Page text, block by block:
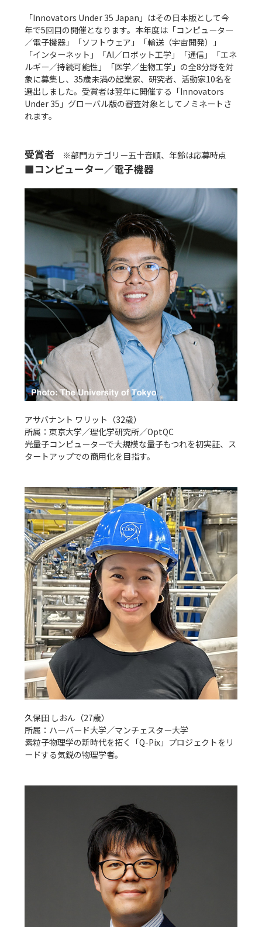
「Innovators Under 35 Japan」はその日本版として今
年で5回目の開催となります。本年度は「コンピューター
／電子機器」「ソフトウェア」「輸送（宇宙開発）」
「インターネット」「AI／ロボット工学」「通信」「エネ
ルギー／持続可能性」「医学／生物工学」の全8分野を対
象に募集し、35歳未満の起業家、研究者、活動家10名を
選出しました。受賞者は翌年に開催する「Innovators
Under 35」グローバル版の審査対象としてノミネートさ
れます。
受賞者
■コンピューター／電子機器
アサバナント ワリット（32歳）
所属：東京大学／理化学研究所／OptQC
光量子コンピューターで大規模な量子もつれを初実証、ス
タートアップでの商用化を目指す。
久保田 しおん（27歳）
所属：ハーバード大学／マンチェスター大学
素粒子物理学の新時代を拓く「Q-Pix」プロジェクトをリ
ードする気鋭の物理学者。